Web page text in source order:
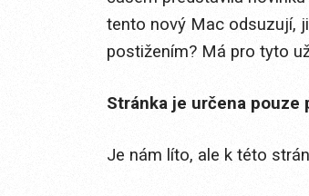
tento nový Mac odsuzují,
postižením? Má pro tyto
Stránka je určena
Je nám líto, ale k této